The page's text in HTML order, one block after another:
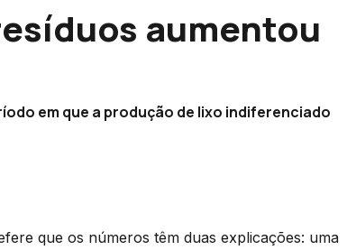
aumentou
em que a produção de lixo indiferenciado
que os números têm duas explicações: uma